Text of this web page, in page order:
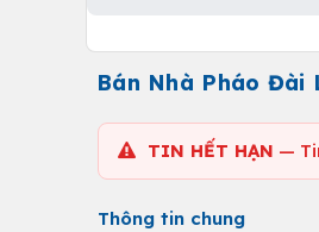
Bán Nhà Pháo Đài
TIN HẾT HẠN —
Thông tin chung